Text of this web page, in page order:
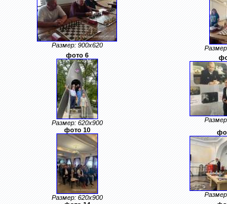
Размер: 900x620
фото 6
Размер: 620x900
фото 10
Размер: 620x900